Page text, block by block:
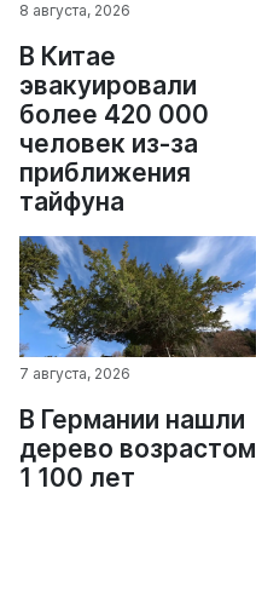
8 августа, 2026
В Китае
эвакуировали
более 420 000
человек из-за
приближения
тайфуна
7 августа, 2026
В Германии нашли
дерево возрастом
1 100 лет